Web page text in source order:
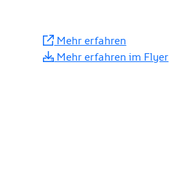
Mehr erfahren
Mehr erfahren im Flyer